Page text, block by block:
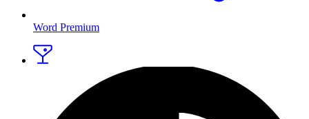
Word Premium